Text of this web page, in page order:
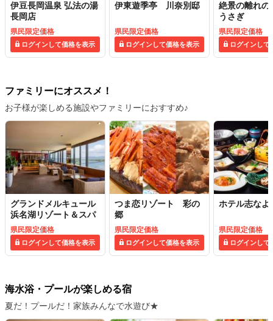
伊豆長岡温泉 弘法の湯
長岡店
県民限定価格
ログインして価格を表示
伊東遊季亭 川奈別邸
県民限定価格
ログインして価格を表示
絶景の離れ
うさぎ
県民限定価格
ログインして
ファミリーにオススメ！
お子様が楽しめる施設やファミリーにおすすめ♪
グランドメルキュール
浜名湖リゾート＆スパ
県民限定価格
ログインして価格を表示
つま恋リゾート 彩の
郷
県民限定価格
ログインして価格を表示
ホテル志なよ
県民限定価格
ログインして
海水浴・プールが楽しめる宿
夏だ！プールだ！家族みんなで水遊び★